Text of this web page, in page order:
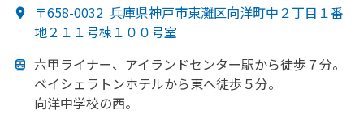
〒658-0032 兵庫県神戸市東灘区向洋町中２丁目１番
地２１１号棟１００号室
六甲ライナー、 アイランドセンター駅から徒歩７分。
ベイシェラトンホテルから東へ徒歩５分。
向洋中学校の西。